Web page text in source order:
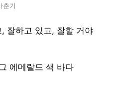
춘기
, 잘하고 있고, 잘할 거야
에메랄드 색 바다